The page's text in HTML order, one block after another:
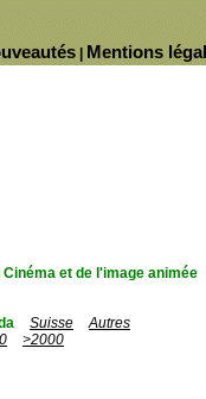
Mentions
et de l'image animée
Suisse
Autres
>2000